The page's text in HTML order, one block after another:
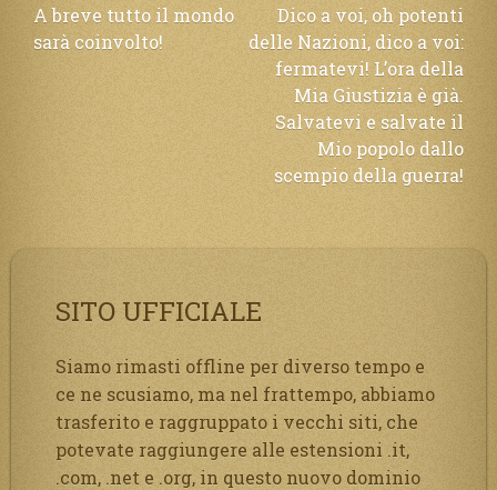
Navigazione
articoli
A breve tutto il mondo
sarà coinvolto!
Dico a voi, oh potenti
delle Nazioni, dico a voi:
fermatevi! L’ora della
Mia Giustizia è già.
Salvatevi e salvate il
Mio popolo dallo
scempio della guerra!
SITO UFFICIALE
Siamo rimasti offline per diverso tempo e
ce ne scusiamo, ma nel frattempo, abbiamo
trasferito e raggruppato i vecchi siti, che
potevate raggiungere alle estensioni .it,
.com, .net e .org, in questo nuovo dominio